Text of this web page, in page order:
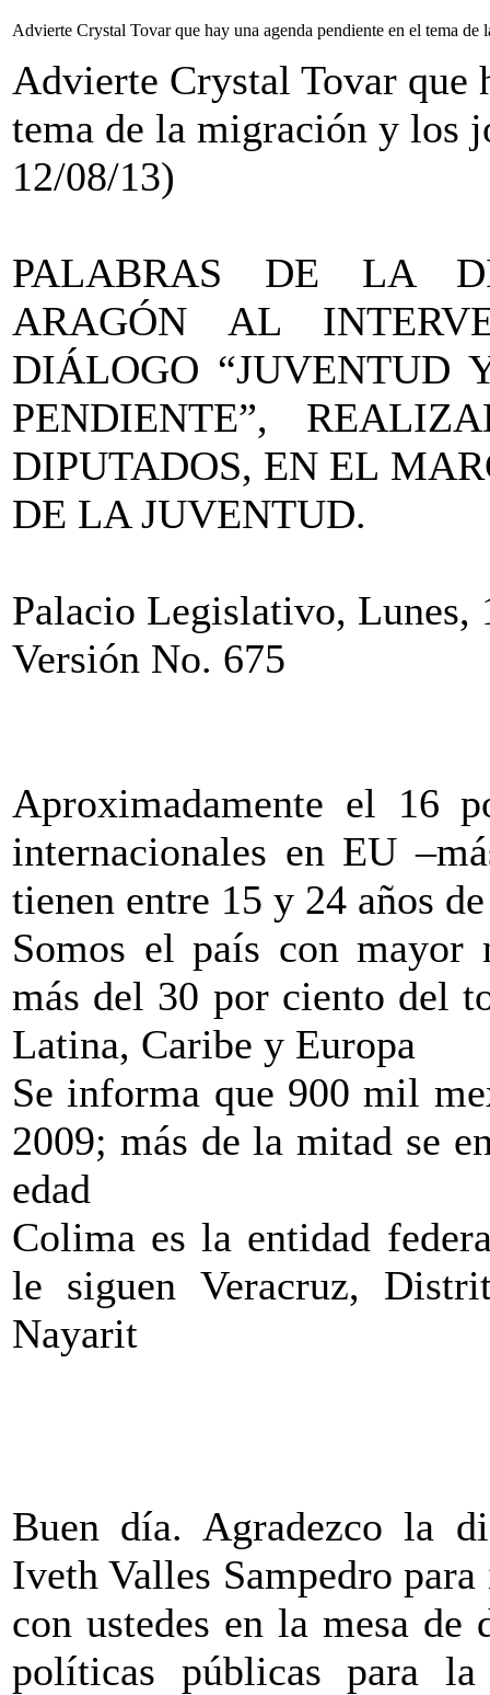
Advierte Crystal Tovar que hay una agenda pendiente en el tema de
Advierte Crystal Tovar que
tema de la migración y los
12/08/13)
PALABRAS DE LA
ARAGÓN AL
DIÁLOGO “JUVENTUD
PENDIENTE”,
DIPUTADOS, EN EL
DE LA JUVENTUD.
Palacio Legislativo, Lunes,
Versión No. 675
Aproximadamente el 16
internacionales en EU
tienen entre 15 y 24 años
Somos el país con mayor
más del 30 por ciento del
Latina, Caribe y Europa
Se informa que 900 mil
2009; más de la mitad se
edad
Colima es la entidad
le siguen Veracruz,
Nayarit
Buen día. Agradezco la
Iveth Valles Sampedro
con ustedes en la mesa
políticas públicas para la